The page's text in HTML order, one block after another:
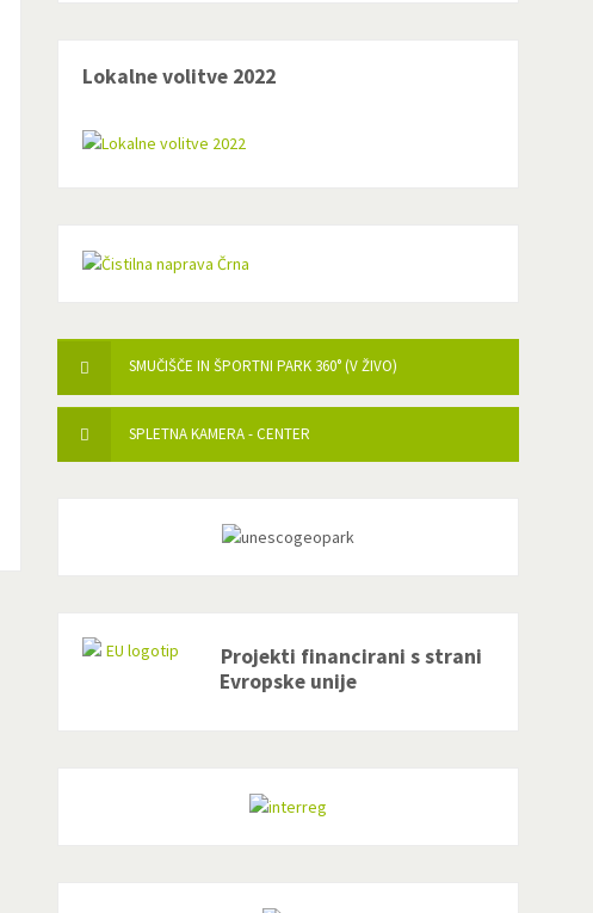
Lokalne volitve 2022
SMUČIŠČE IN ŠPORTNI PARK 360° (V ŽIVO)
SPLETNA KAMERA - CENTER
Projekti financirani s strani
Evropske unije